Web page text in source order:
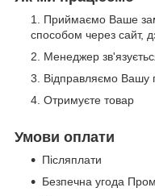
Приймаємо Ваше
способом через сайт,
Менеджер
Відправляємо
Отримуєте товар
Умови оплати
Післяплати
Безпечна угода